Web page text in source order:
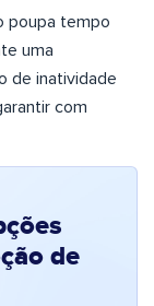
poupa tempo
uma
de inatividade
com
de